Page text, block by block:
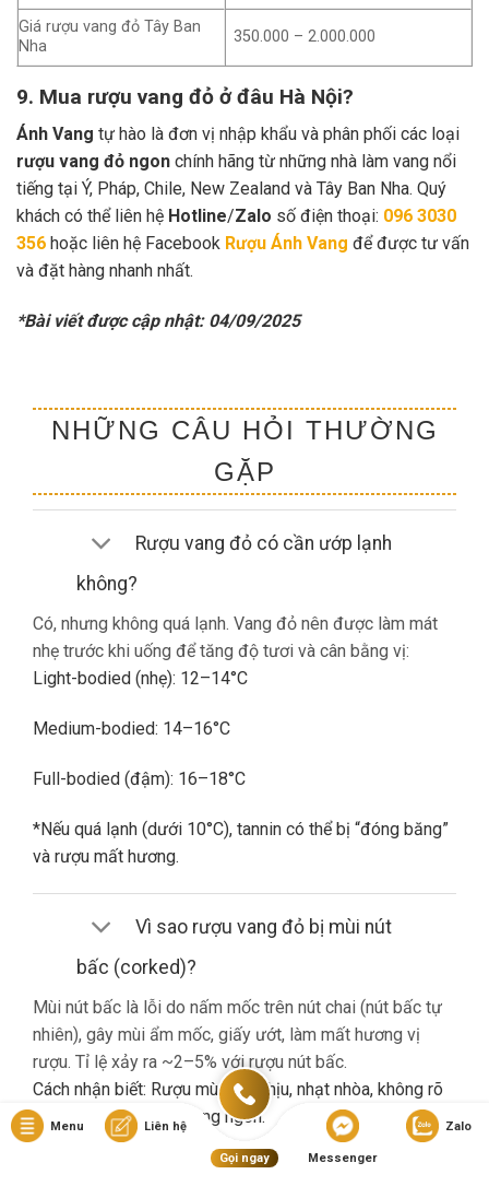
Giá rượu vang đỏ Tây Ban
Nha
350.000 – 2.000.000
9. Mua rượu vang đỏ ở đâu Hà Nội?
Ánh Vang tự hào là đơn vị nhập khẩu và phân phối các loại
rượu vang đỏ ngon chính hãng từ những nhà làm vang nổi
tiếng tại Ý, Pháp, Chile, New Zealand và Tây Ban Nha. Quý
khách có thể liên hệ Hotline/Zalo số điện thoại: 096 3030
356 hoặc liên hệ Facebook Rượu Ánh Vang để được tư vấn
và đặt hàng nhanh nhất.
*Bài viết được cập nhật: 04/09/2025
NHỮNG CÂU HỎI THƯỜNG
GẶP
Rượu vang đỏ có cần ướp lạnh
không?
Có, nhưng không quá lạnh. Vang đỏ nên được làm mát
nhẹ trước khi uống để tăng độ tươi và cân bằng vị:
Light-bodied (nhẹ): 12–14°C
Medium-bodied: 14–16°C
Full-bodied (đậm): 16–18°C
*Nếu quá lạnh (dưới 10°C), tannin có thể bị “đóng băng”
và rượu mất hương.
Vì sao rượu vang đỏ bị mùi nút
bấc (corked)?
Mùi nút bấc là lỗi do nấm mốc trên nút chai (nút bấc tự
nhiên), gây mùi ẩm mốc, giấy ướt, làm mất hương vị
rượu. Tỉ lệ xảy ra ~2–5% với rượu nút bấc.
Cách nhận biết: Rượu mùi khó chịu, nhạt nhòa, không rõ
hương trái cây dù là vang ngon.
Nếu gặp lỗi này, bạn nên liên hệ cửa hàng đổi trả (nếu có
Menu Liên hệ
Gọi ngay Messenger
Zalo